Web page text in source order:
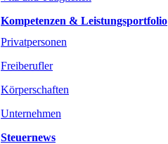
Kompetenzen & Leistungsportfolio
Privatpersonen
Freiberufler
Körperschaften
Unternehmen
Steuernews